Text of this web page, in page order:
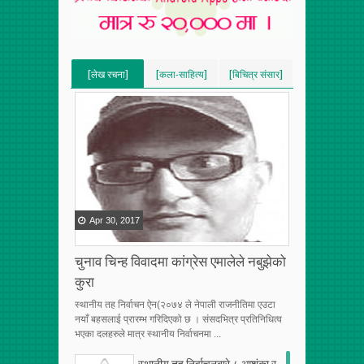
[लेख रचना]
[VERTICAL]
[RECENT][5]
[कला-साहित्य]
[VERTICAL]
[बिचित्र संसार]
[VERTICAL]
[RECENT][5]
चुनाव चिन्ह विवादमा कांग्रेस एमालेले नबुझेको
कुरा
Apr 30 2017
स्थानीय तह निर्वाचन ऐन(२०७४ ले नेपाली राजनीतिमा एउटा
नयाँ बहसलाई प्रारम्भ गरिदिएको छ । संसदभित्र प्रतिनिधित्व
भएका दलहरुले मात्र स्थानीय निर्वाचनमा ...